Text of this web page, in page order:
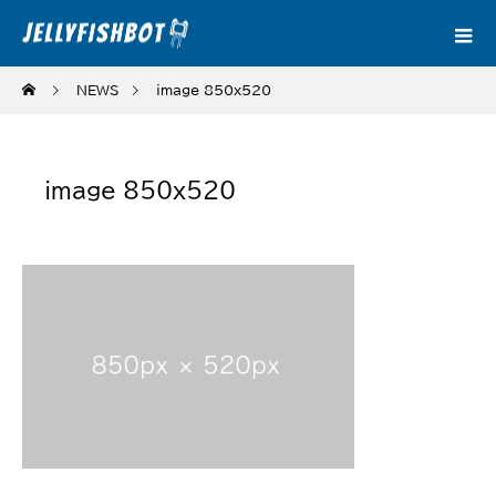
NEWS image_850x520
image_850x520